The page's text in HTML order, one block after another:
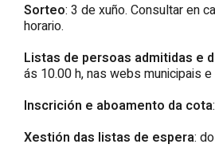
Sorteo: 3 de xuño. Consultar en
horario.
Listas de persoas admitidas e
ás 10.00 h, nas webs municipais
Inscrición e aboamento da cota
Xestión das listas de espera: